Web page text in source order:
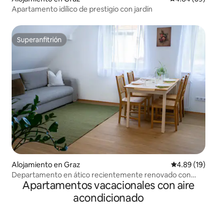
Apartamento idílico de prestigio con jardín
Superanfitrión
Superanfitrión
Alojamiento en Graz Calificación
4.89 (19)
Departamento en ático recientemente renovado con
espacio de estacionamiento
Apartamentos vacacionales con aire
acondicionado